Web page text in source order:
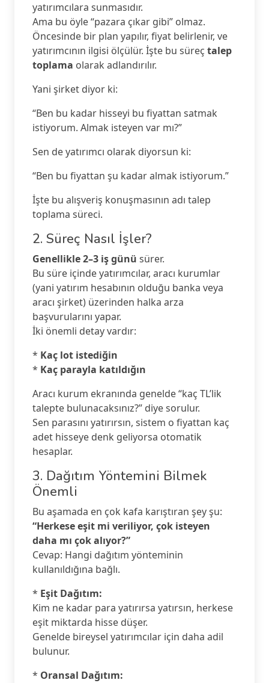
yatırımcılara sunmasıdır.
Ama bu öyle “pazara çıkar gibi” olmaz.
Öncesinde bir plan yapılır, fiyat belirlenir, ve
yatırımcının ilgisi ölçülür. İşte bu süreç talep
toplama olarak adlandırılır.
Yani şirket diyor ki:
“Ben bu kadar hisseyi bu fiyattan satmak
istiyorum. Almak isteyen var mı?”
Sen de yatırımcı olarak diyorsun ki:
“Ben bu fiyattan şu kadar almak istiyorum.”
İşte bu alışveriş konuşmasının adı talep
toplama süreci.
2. Süreç Nasıl İşler?
Genellikle 2–3 iş günü sürer.
Bu süre içinde yatırımcılar, aracı kurumlar
(yani yatırım hesabının olduğu banka veya
aracı şirket) üzerinden halka arza
başvurularını yapar.
İki önemli detay vardır:
* Kaç lot istediğin
* Kaç parayla katıldığın
Aracı kurum ekranında genelde “kaç TL’lik
talepte bulunacaksınız?” diye sorulur.
Sen parasını yatırırsın, sistem o fiyattan kaç
adet hisseye denk geliyorsa otomatik
hesaplar.
3. Dağıtım Yöntemini Bilmek
Önemli
Bu aşamada en çok kafa karıştıran şey şu:
“Herkese eşit mi veriliyor, çok isteyen
daha mı çok alıyor?”
Cevap: Hangi dağıtım yönteminin
kullanıldığına bağlı.
* Eşit Dağıtım:
Kim ne kadar para yatırırsa yatırsın, herkese
eşit miktarda hisse düşer.
Genelde bireysel yatırımcılar için daha adil
bulunur.
* Oransal Dağıtım: